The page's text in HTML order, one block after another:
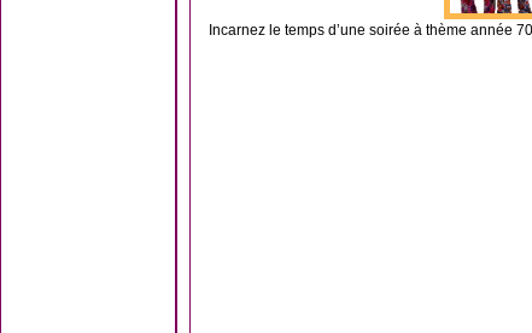
Incarnez le temps d’une soirée à thème année